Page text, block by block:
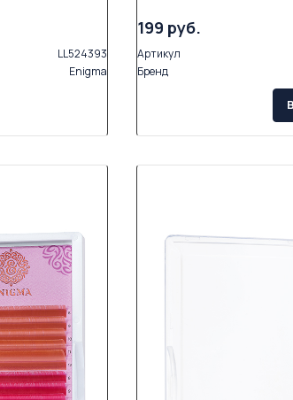
LL524393
Enigma
199 руб.
Артикул
Бренд